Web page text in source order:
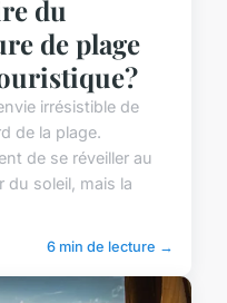
du
de plage
irrésistible de
de la plage.
de se réveiller au
du soleil, mais la
6 min de lecture →